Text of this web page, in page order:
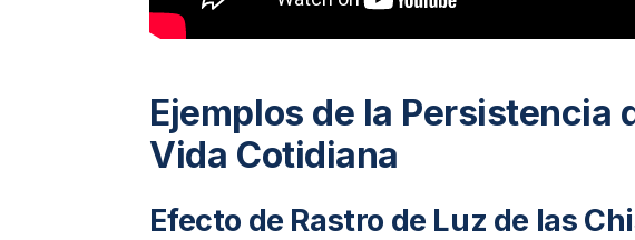
Ejemplos de la Persistencia
Vida Cotidiana
Efecto de Rastro de Luz de las